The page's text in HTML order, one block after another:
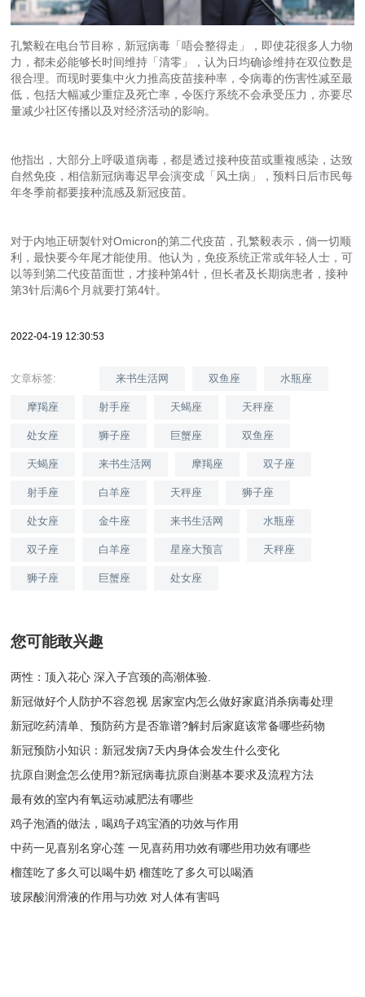
孔繁毅在电台节目称，新冠病毒「唔会整得走」，即使花很多人力物
力，都未必能够长时间维持「清零」，认为日均确诊维持在双位数是
很合理。而现时要集中火力推高疫苗接种率，令病毒的伤害性减至最
低，包括大幅减少重症及死亡率，令医疗系统不会承受压力，亦要尽
量减少社区传播以及对经济活动的影响。
他指出，大部分上呼吸道病毒，都是透过接种疫苗或重複感染，达致
自然免疫，相信新冠病毒迟早会演变成「风土病」，预料日后市民每
年冬季前都要接种流感及新冠疫苗。
对于内地正研製针对Omicron的第二代疫苗，孔繁毅表示，倘一切顺
利，最快要今年尾才能使用。他认为，免疫系统正常或年轻人士，可
以等到第二代疫苗面世，才接种第4针，但长者及长期病患者，接种
第3针后满6个月就要打第4针。
2022-04-19 12:30:53
文章标签: 来书生活网 双鱼座 水瓶座
摩羯座 射手座 天蝎座 天秤座
处女座 狮子座 巨蟹座 双鱼座
天蝎座 来书生活网 摩羯座 双子座
射手座 白羊座 天秤座 狮子座
处女座 金牛座 来书生活网 水瓶座
双子座 白羊座 星座大预言 天秤座
狮子座 巨蟹座 处女座
您可能敢兴趣
两性：顶入花心 深入子宫颈的高潮体验.
新冠做好个人防护不容忽视 居家室内怎么做好家庭消杀病毒处理
新冠吃药清单、预防药方是否靠谱?解封后家庭该常备哪些药物
新冠预防小知识：新冠发病7天内身体会发生什么变化
抗原自测盒怎么使用?新冠病毒抗原自测基本要求及流程方法
最有效的室内有氧运动减肥法有哪些
鸡子泡酒的做法，喝鸡子鸡宝酒的功效与作用
中药一见喜别名穿心莲 一见喜药用功效有哪些用功效有哪些
榴莲吃了多久可以喝牛奶 榴莲吃了多久可以喝酒
玻尿酸润滑液的作用与功效 对人体有害吗